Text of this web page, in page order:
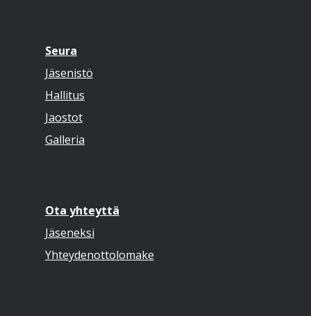
Seura
Jäsenistö
Hallitus
Jaostot
Galleria
Ota yhteyttä
Jäseneksi
Yhteydenottolomake